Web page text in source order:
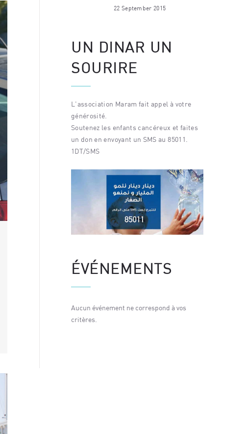
22 September 2015
UN DINAR UN
SOURIRE
L'association Maram fait appel à votre
générosité.
Soutenez les enfants cancéreux et faites
un don en envoyant un SMS au 85011.
1DT/SMS
ÉVÉNEMENTS
à vos
Aucun événement ne correspond à vos
critères.